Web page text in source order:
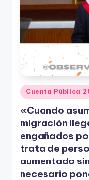
Publicado
en
Cuenta Pública
«Cuando
migración
engañados
trata de
aumentado
necesario